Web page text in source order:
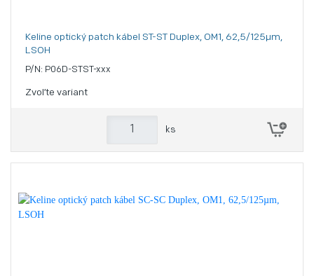
Keline optický patch kábel ST-ST Duplex, OM1, 62,5/125µm,
LSOH
P/N: P06D-STST-xxx
Zvoľte variant
ks